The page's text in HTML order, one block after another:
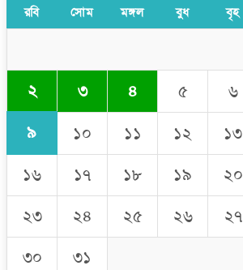
রবি সোম মঙ্গল বুধ বৃহ
২ ৩ ৪ ৫ ৬
৯ ১০ ১১ ১২ ১৩
১৬ ১৭ ১৮ ১৯ ২০
২৩ ২৪ ২৫ ২৬ ২৭
৩০ ৩১